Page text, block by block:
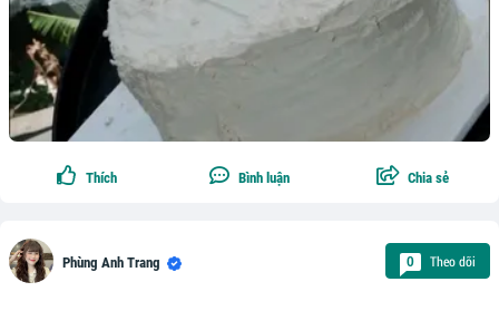
Thích Bình luận Chia sẻ
Phùng Anh Trang 0 Theo dõi